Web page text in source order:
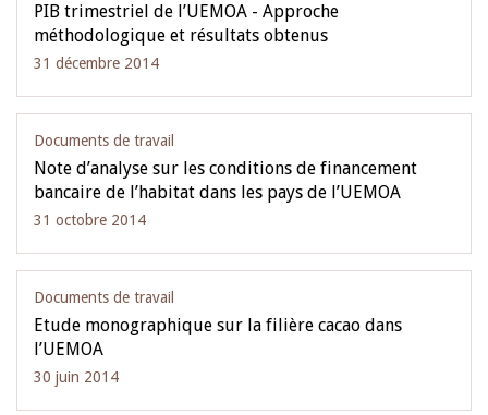
PIB trimestriel de l’UEMOA - Approche
méthodologique et résultats obtenus
31 décembre 2014
Documents de travail
Note d’analyse sur les conditions de financement
bancaire de l’habitat dans les pays de l’UEMOA
31 octobre 2014
Documents de travail
Etude monographique sur la filière cacao dans
l’UEMOA
30 juin 2014